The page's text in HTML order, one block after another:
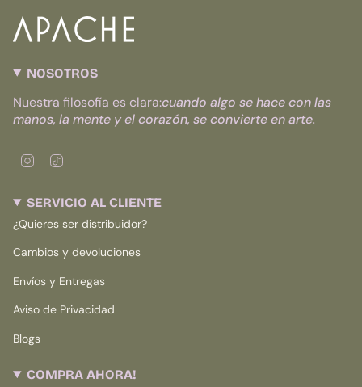
NOSOTROS
Nuestra filosofía es clara:cuando algo se hace con las
manos, la mente y el corazón, se convierte en arte.
t
a
g
r
a
T
k
SERVICIO AL CLIENTE
¿Quieres ser distribuidor?
Cambios y devoluciones
Envíos y Entregas
Aviso de Privacidad
Blogs
COMPRA AHORA!